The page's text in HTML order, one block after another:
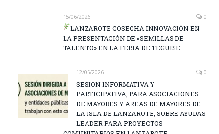
15/06/2026 0
LANZAROTE COSECHA INNOVACIÓN EN
LA PRESENTACIÓN DE «SEMILLAS DE
TALENTO» EN LA FERIA DE TEGUISE
12/06/2026 0
SESION INFORMATIVA Y
PARTICIPATIVA, PARA ASOCIACIONES
DE MAYORES Y AREAS DE MAYORES DE
LA ISLA DE LANZAROTE, SOBRE AYUDAS
LEADER PARA PROYECTOS